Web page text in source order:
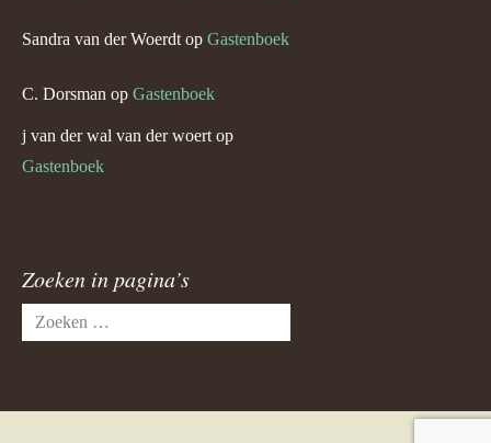
Sandra van der Woerdt op Gastenboek
C. Dorsman op Gastenboek
j van der wal van der woert op
Gastenboek
Zoeken in pagina’s
Zoeken
naar: